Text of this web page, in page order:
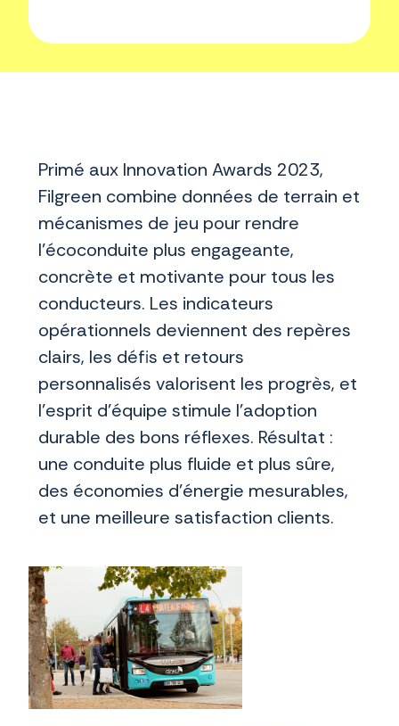
Primé aux Innovation Awards 2023,
Filgreen combine données de terrain et
mécanismes de jeu pour rendre
l’écoconduite plus engageante,
concrète et motivante pour tous les
conducteurs. Les indicateurs
opérationnels deviennent des repères
clairs, les défis et retours
personnalisés valorisent les progrès, et
l’esprit d’équipe stimule l’adoption
durable des bons réflexes. Résultat :
une conduite plus fluide et plus sûre,
des économies d’énergie mesurables,
et une meilleure satisfaction clients.